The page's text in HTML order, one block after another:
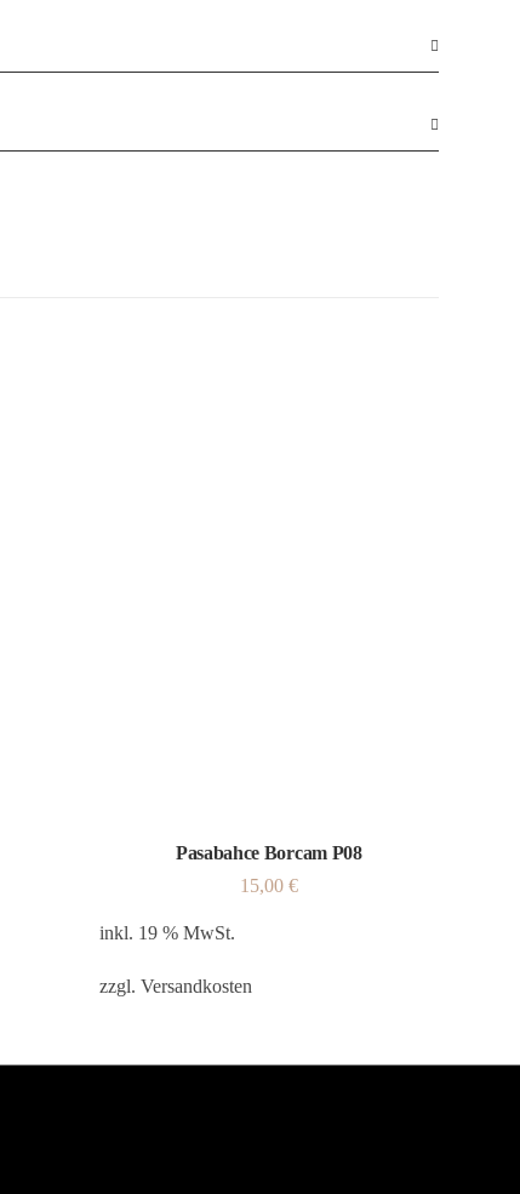
Pasabahce Borcam P08
15,00 €
inkl. 19 % MwSt.
zzgl. Versandkosten